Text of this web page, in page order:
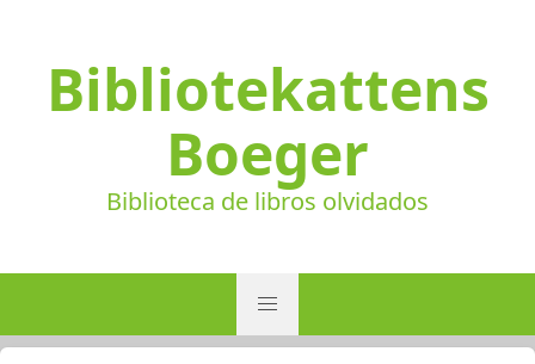
Bibliotekattens
Boeger
Biblioteca de libros olvidados